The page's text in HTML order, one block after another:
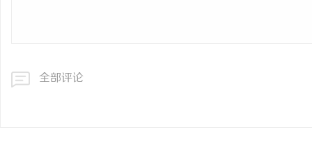
全部评论